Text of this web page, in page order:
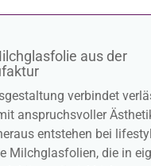
aus der
verbindet
anspruchsvoller
entstehen bei
Milchglasfolien, die in